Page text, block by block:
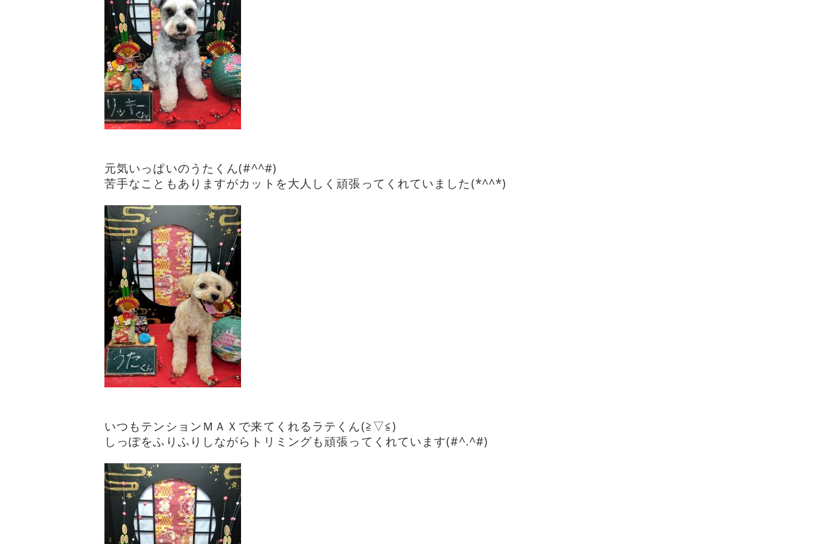
元気いっぱいのうたくん(#^^#)
苦手なこともありますがカットを大人しく頑張ってくれていました(*^^*)
いつもテンションＭＡＸで来てくれるラテくん(≧▽≦)
しっぽをふりふりしながらトリミングも頑張ってくれています(#^.^#)